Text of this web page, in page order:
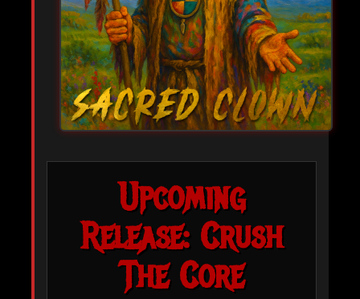
Upcoming
Release: Crush
The Core